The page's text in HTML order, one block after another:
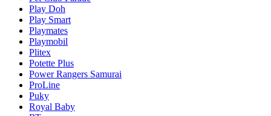
Play Doh
Play Smart
Playmates
Playmobil
Plitex
Potette Plus
Power Rangers Samurai
ProLine
Puky
Royal Baby